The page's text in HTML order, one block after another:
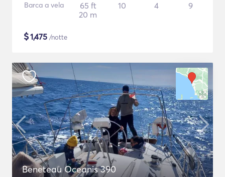
Barca a vela
65 ft
20 m
10 4 9
$1,475 /notte
Beneteau Oceanis 390